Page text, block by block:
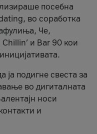
посебна
во соработка
Че,
и Bar 90 кои
ја подигне свеста за
во дигиталната
носи
и